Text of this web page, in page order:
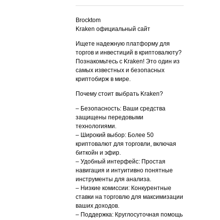
Brocktom
Kraken официальный сайт
Ищете надежную платформу для
торгов и инвестиций в криптовалюту?
Познакомьтесь с Kraken! Это один из
самых известных и безопасных
криптобирж в мире.
Почему стоит выбрать Kraken?
– Безопасность: Ваши средства
защищены передовыми
технологиями.
– Широкий выбор: Более 50
криптовалют для торговли, включая
биткойн и эфир.
– Удобный интерфейс: Простая
навигация и интуитивно понятные
инструменты для анализа.
– Низкие комиссии: Конкурентные
ставки на торговлю для максимизации
ваших доходов.
– Поддержка: Круглосуточная помощь